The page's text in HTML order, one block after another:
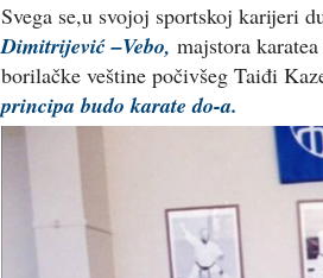
Svega se,u svojoj sportskoj karijeri
Dimitrijević –Vebo, majstora
borilačke veštine počivšeg Taiđi
principa budo karate do-a.